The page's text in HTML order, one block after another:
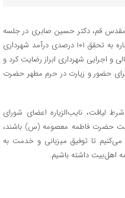
قم، دکتر حسین صابری در جلسه
رسمی و علنی شورای اسلامی شهر تبریز با اشاره به تحقق ۱۰۱ درصدی درآمد شهرداری
اجرایی شهرداری ابراز رضایت کرد و
حضور و زیارت در حرم مطهر حضرت
لیاقت، نایب‌الزیاره اعضای شورای
حضرت فاطمه معصومه (س) باشند،
تا توفیق میزبانی و خدمت به
اهل‌بیت داشته باشیم.